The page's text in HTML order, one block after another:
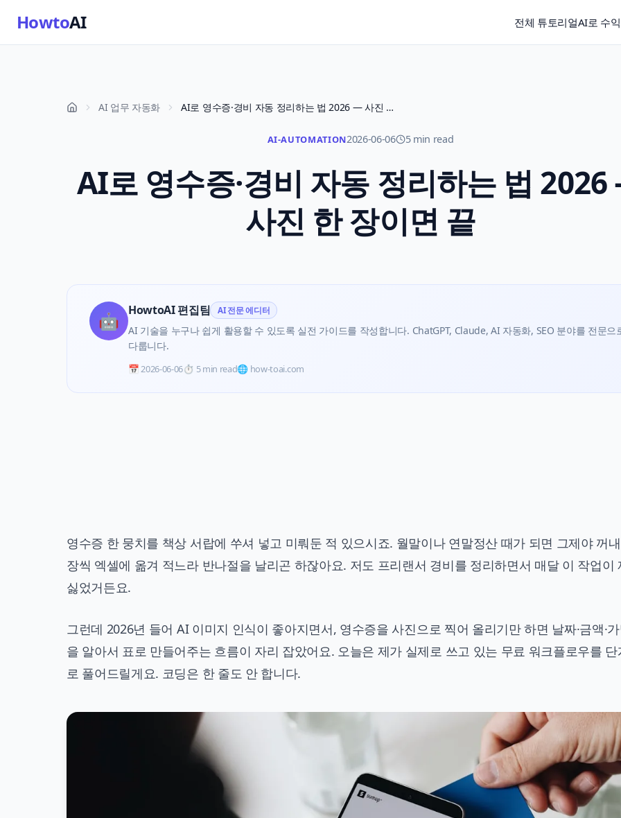
HowtoAI 전체 튜토리얼AI로 수
AI 업무 자동화 AI로 영수증·경비 자동 정리하는 법 2026 — 사진 한 장이면 끝
AI-AUTOMATION2026-06-06 5 min read
AI로 영수증·경비 자동 정리하는 법
사진 한 장이면 끝
🤖 HowtoAI 편집팀 AI 전문 에디터
AI 기술을 누구나 쉽게 활용할 수 있도록 실전 가이드를 작성합니다. ChatGPT, Claude, AI 자동화, SEO 분야를 전문으
다룹니다.
📅2026-06-06⏱️ 5 min read🌐 how-toai.com
영수증 한 뭉치를 책상 서랍에 쑤셔 넣고 미뤄둔 적 있으시죠. 월말이나 연말정산 때가 되면 그제야 꺼
장씩 엑셀에 옮겨 적느라 반나절을 날리곤 하잖아요. 저도 프리랜서 경비를 정리하면서 매달 이 작업이
싫었거든요.
그런데 2026년 들어 AI 이미지 인식이 좋아지면서, 영수증을 사진으로 찍어 올리기만 하면 날짜·금액·
을 알아서 표로 만들어주는 흐름이 자리 잡았어요. 오늘은 제가 실제로 쓰고 있는 무료 워크플로우를 단
로 풀어드릴게요. 코딩은 한 줄도 안 합니다.